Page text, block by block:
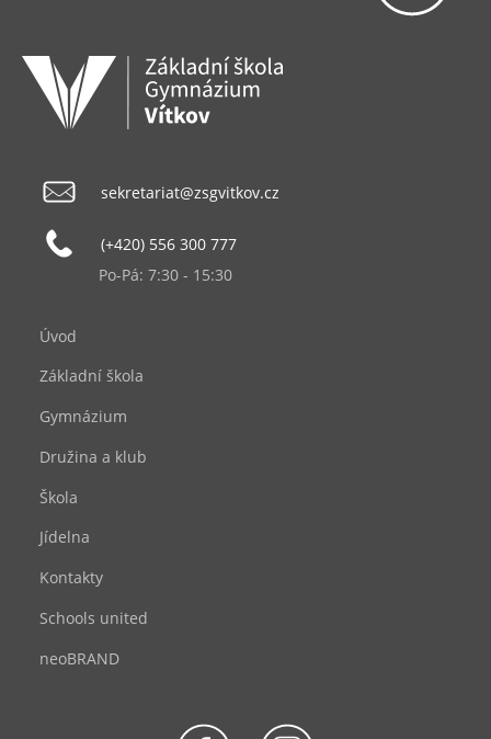
sekretariat@zsgvitkov.cz
(+420) 556 300 777
Po-Pá: 7:30 - 15:30
Úvod
Základní škola
Gymnázium
Družina a klub
Škola
Jídelna
Kontakty
Schools united
neoBRAND